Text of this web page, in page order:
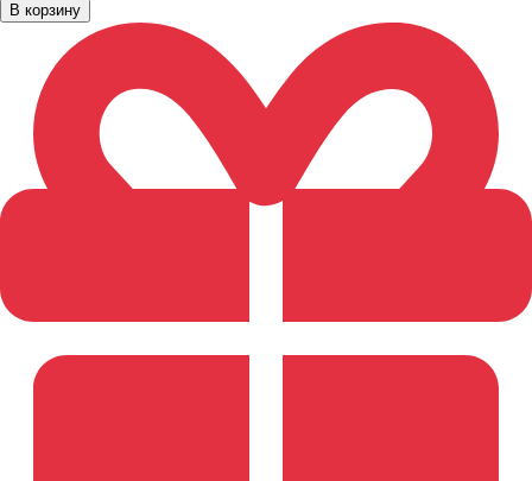
В корзину